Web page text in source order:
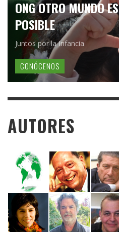
ONG OTRO MUNDO ES
POSIBLE
Juntos por la Infancia
CONÓCENOS
AUTORES